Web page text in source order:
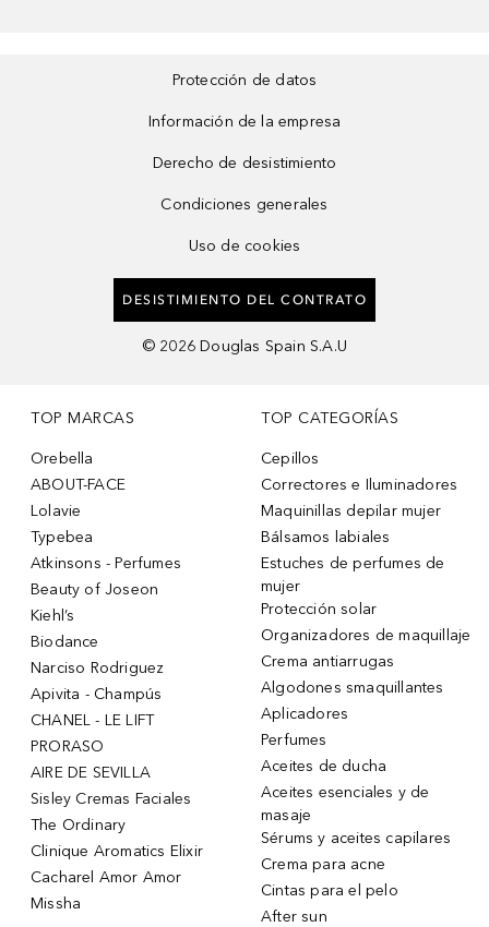
Protección de datos
Información de la empresa
Derecho de desistimiento
Condiciones generales
Uso de cookies
DESISTIMIENTO DEL CONTRATO
© 2026 Douglas Spain S.A.U
TOP MARCAS
Orebella
ABOUT-FACE
Lolavie
Typebea
Atkinsons - Perfumes
Beauty of Joseon
Kiehl’s
Biodance
Narciso Rodriguez
Apivita - Champús
CHANEL - LE LIFT
PRORASO
AIRE DE SEVILLA
Sisley Cremas Faciales
The Ordinary
Clinique Aromatics Elixir
Cacharel Amor Amor
Missha
TOP CATEGORÍAS
Cepillos
Correctores e Iluminadores
Maquinillas depilar mujer
Bálsamos labiales
Estuches de perfumes de
mujer
Protección solar
Organizadores de maquillaje
Crema antiarrugas
Algodones smaquillantes
Aplicadores
Perfumes
Aceites de ducha
Aceites esenciales y de
masaje
Sérums y aceites capilares
Crema para acne
Cintas para el pelo
After sun